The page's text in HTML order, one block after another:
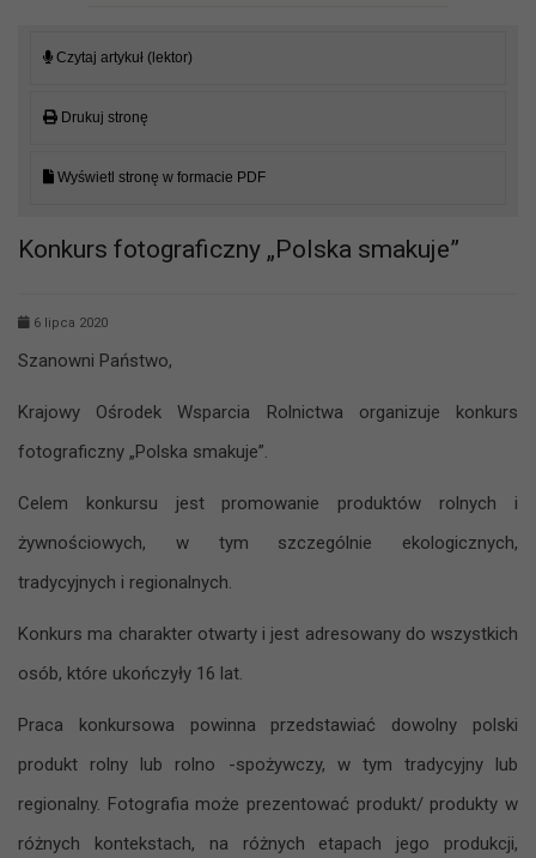
Czytaj artykuł (lektor)
Drukuj stronę
Wyświetl stronę w formacie PDF
Konkurs fotograficzny „Polska smakuje”
6 lipca 2020
Szanowni Państwo,
Krajowy Ośrodek Wsparcia Rolnictwa organizuje konkurs
fotograficzny „Polska smakuje”.
Celem konkursu jest promowanie produktów rolnych i
żywnościowych, w tym szczególnie ekologicznych,
tradycyjnych i regionalnych.
Konkurs ma charakter otwarty i jest adresowany do wszystkich
osób, które ukończyły 16 lat.
Praca konkursowa powinna przedstawiać dowolny polski
produkt rolny lub rolno -spożywczy, w tym tradycyjny lub
regionalny. Fotografia może prezentować produkt/ produkty w
różnych kontekstach, na różnych etapach jego produkcji,